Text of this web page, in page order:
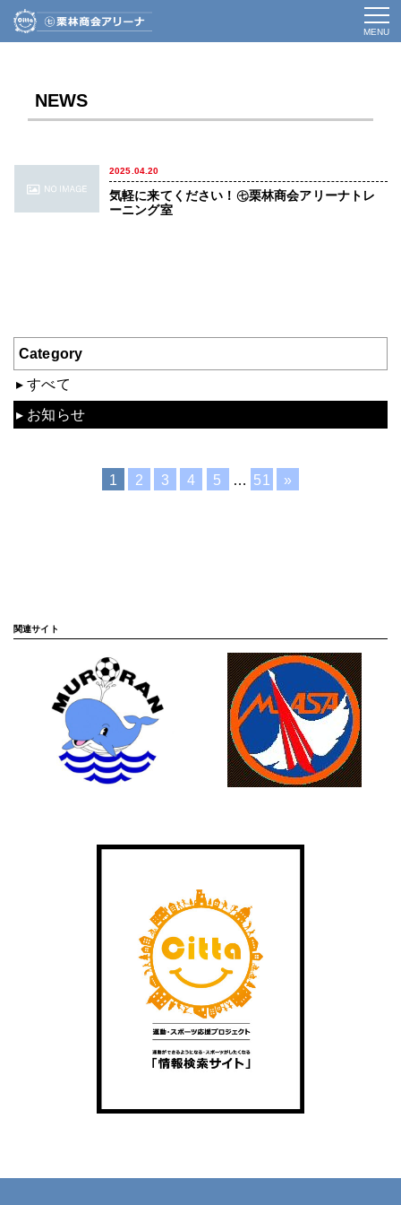
MENU
NEWS
2025.04.20
気軽に来てください！㊆栗林商会アリーナトレ
ーニング室
Category
すべて
お知らせ
1 2 3 4 5 … 51 »
関連サイト